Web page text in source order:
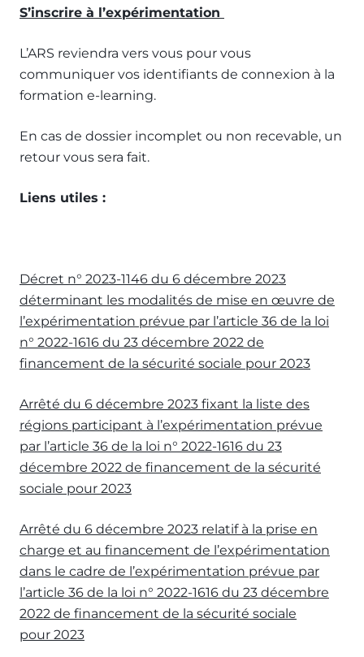
S’inscrire à l’expérimentation
L’ARS reviendra vers vous pour vous
communiquer vos identifiants de connexion à la
formation e-learning.
En cas de dossier incomplet ou non recevable, un
retour vous sera fait.
Liens utiles :
Décret n° 2023-1146 du 6 décembre 2023
déterminant les modalités de mise en œuvre de
l’expérimentation prévue par l’article 36 de la loi
n° 2022-1616 du 23 décembre 2022 de
financement de la sécurité sociale pour 2023
Arrêté du 6 décembre 2023 fixant la liste des
régions participant à l’expérimentation prévue
par l’article 36 de la loi n° 2022-1616 du 23
décembre 2022 de financement de la sécurité
sociale pour 2023
Arrêté du 6 décembre 2023 relatif à la prise en
charge et au financement de l’expérimentation
dans le cadre de l’expérimentation prévue par
l’article 36 de la loi n° 2022-1616 du 23 décembre
2022 de financement de la sécurité sociale
pour 2023